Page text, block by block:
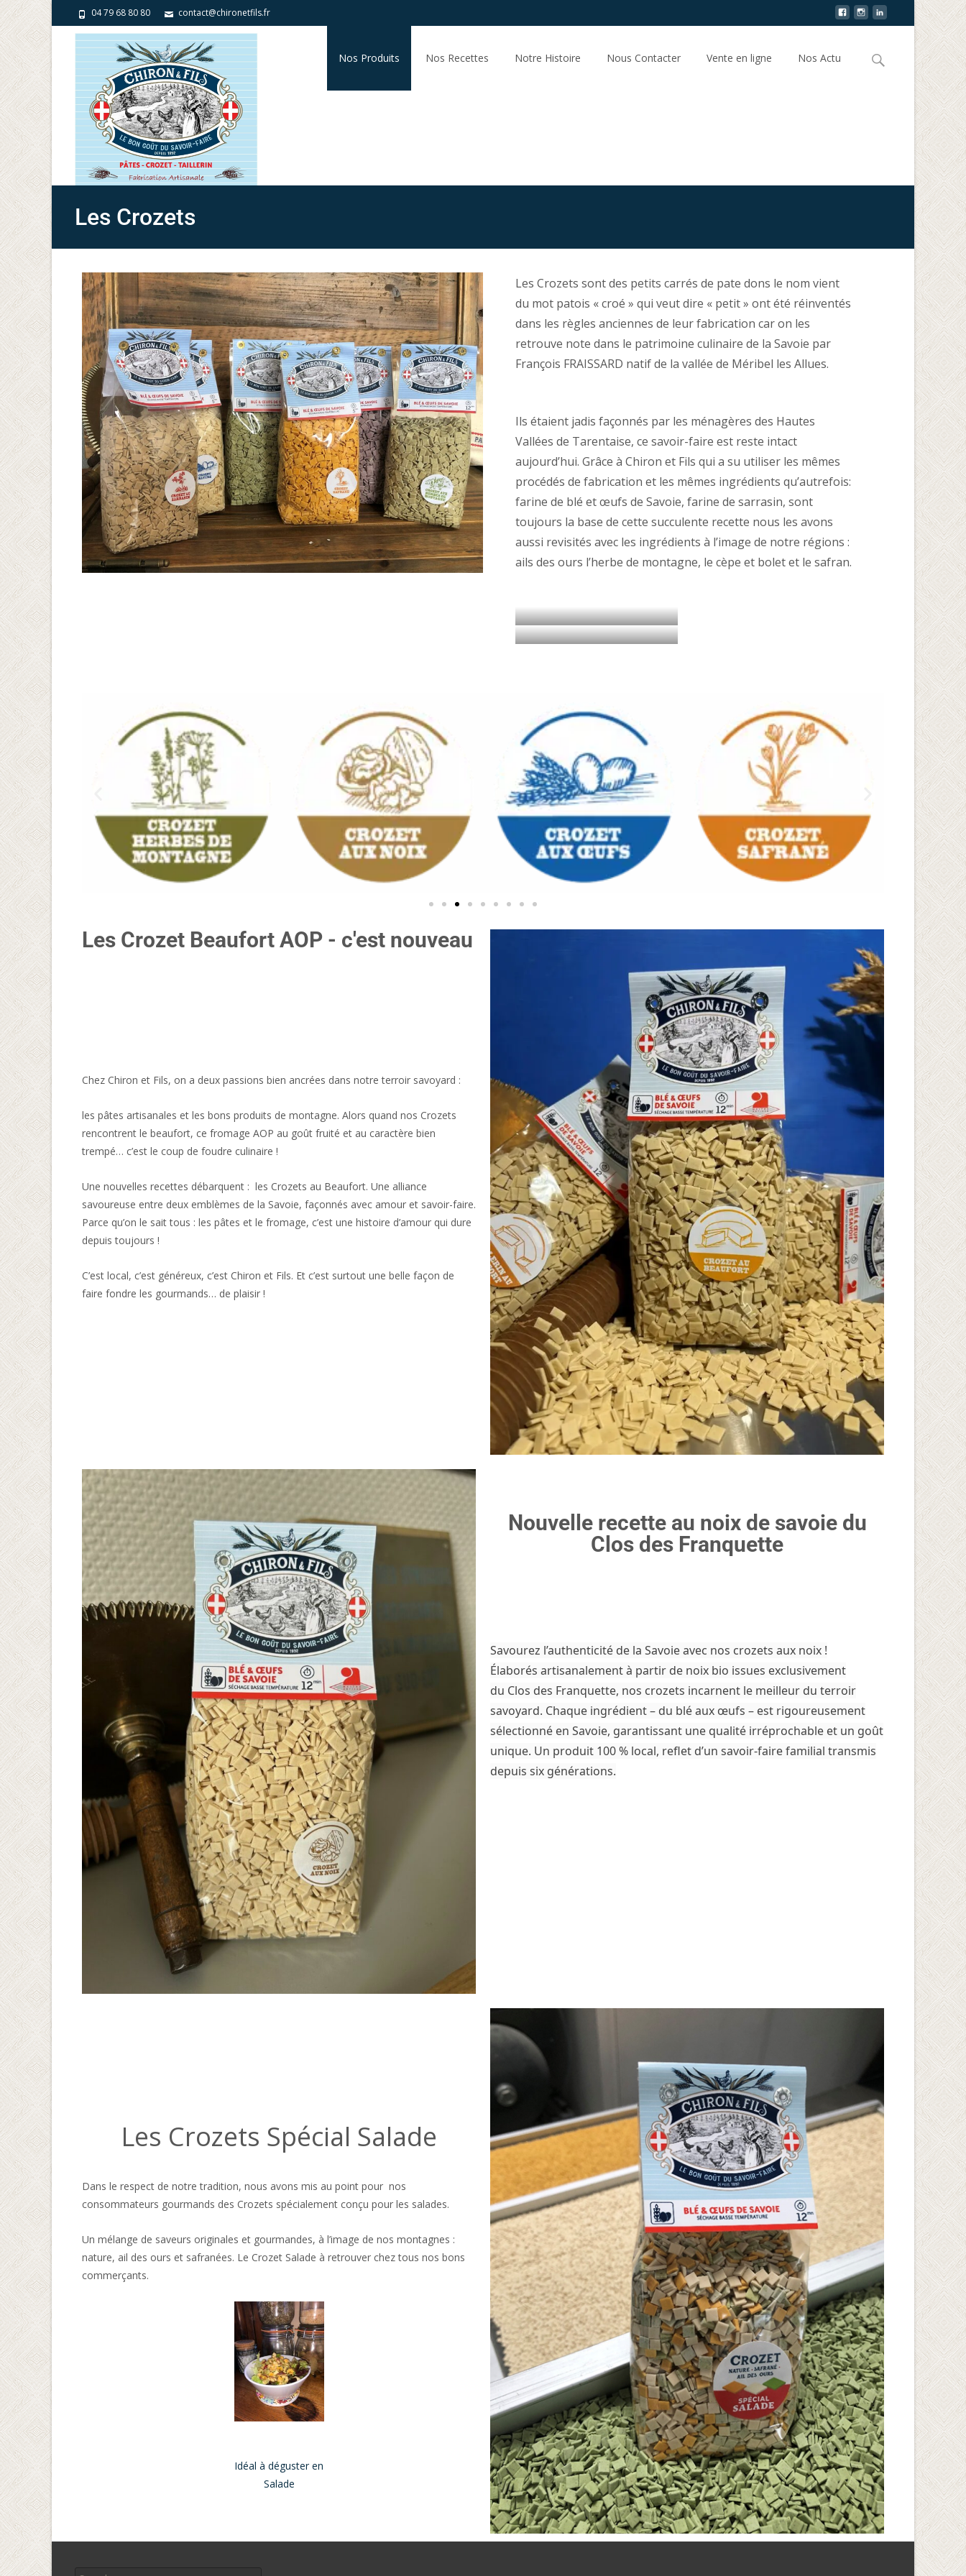
04 79 68 80 80 contact@chironetfils.fr
Nos Produits Nos Recettes Notre Histoire Nous Contacter Vente en ligne Nos Actu
Les Crozets
Les Crozets sont des petits carrés de pate dons le nom vient
du mot patois « croé » qui veut dire « petit » ont été réinventés
dans les règles anciennes de leur fabrication car on les
retrouve note dans le patrimoine culinaire de la Savoie par
François FRAISSARD natif de la vallée de Méribel les Allues.
Ils étaient jadis façonnés par les ménagères des Hautes
Vallées de Tarentaise, ce savoir-faire est reste intact
aujourd’hui. Grâce à Chiron et Fils qui a su utiliser les mêmes
procédés de fabrication et les mêmes ingrédients qu’autrefois:
farine de blé et œufs de Savoie, farine de sarrasin, sont
toujours la base de cette succulente recette nous les avons
aussi revisités avec les ingrédients à l’image de notre régions :
ails des ours l’herbe de montagne, le cèpe et bolet et le safran.
Les Crozet Beaufort AOP - c'est nouveau
Chez Chiron et Fils, on a deux passions bien ancrées dans notre terroir savoyard :
les pâtes artisanales et les bons produits de montagne. Alors quand nos Crozets
rencontrent le beaufort, ce fromage AOP au goût fruité et au caractère bien
trempé… c’est le coup de foudre culinaire !
Une nouvelles recettes débarquent : les Crozets au Beaufort. Une alliance
savoureuse entre deux emblèmes de la Savoie, façonnés avec amour et savoir-faire.
Parce qu’on le sait tous : les pâtes et le fromage, c’est une histoire d’amour qui dure
depuis toujours !
C’est local, c’est généreux, c’est Chiron et Fils. Et c’est surtout une belle façon de
faire fondre les gourmands… de plaisir !
Nouvelle recette au noix de savoie du
Clos des Franquette
Savourez l’authenticité de la Savoie avec nos crozets aux noix !
Élaborés artisanalement à partir de noix bio issues exclusivement
du Clos des Franquette, nos crozets incarnent le meilleur du terroir
savoyard. Chaque ingrédient – du blé aux œufs – est rigoureusement
sélectionné en Savoie, garantissant une qualité irréprochable et un goût
unique. Un produit 100 % local, reflet d’un savoir-faire familial transmis
depuis six générations.
Les Crozets Spécial Salade
Dans le respect de notre tradition, nous avons mis au point pour nos
consommateurs gourmands des Crozets spécialement conçu pour les salades.
Un mélange de saveurs originales et gourmandes, à l’image de nos montagnes :
nature, ail des ours et safranées. Le Crozet Salade à retrouver chez tous nos bons
commerçants.
Idéal à déguster en
Salade